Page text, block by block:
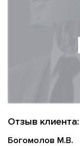
Отзыв клиента:
Богомолов М.В.